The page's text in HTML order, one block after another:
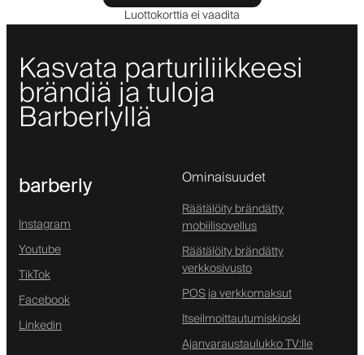
Luottokorttia ei vaadita
Kasvata parturiliikkeesi
brändiä ja tuloja
Barberlyllä
barberly
Instagram
Youtube
TikTok
Facebook
Linkedin
Ominaisuudet
Räätälöity brändätty
mobiilisovellus
Räätälöity brändätty
verkkosivusto
POS ja verkkomaksut
Itseilmoittautumiskioski
Ajanvaraustaulukko TV:lle